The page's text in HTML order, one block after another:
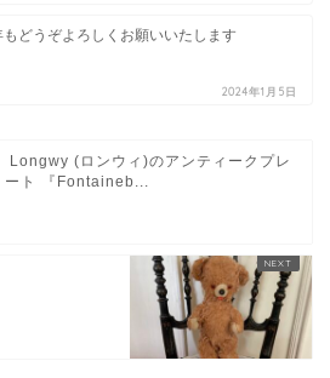
もどうぞよろしくお願いいたします
2024年1月5日
Longwy (ロンウィ)のアンティークプレ
ート 『Fontaineb...